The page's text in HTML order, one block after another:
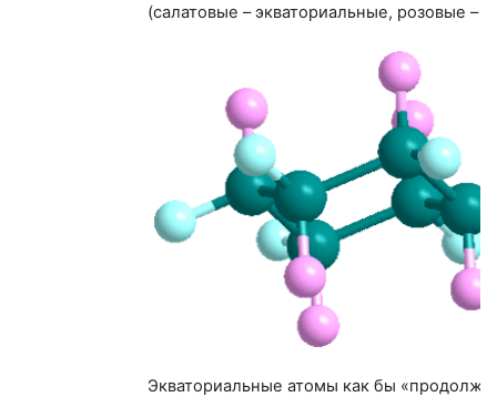
(салатовые – экваториальные, розовые –
Экваториальные атомы как бы